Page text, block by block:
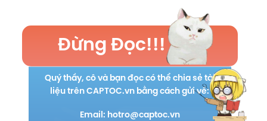
Đừng Đọc!!!
Quý thầy, cô và bạn đọc có thể chia sẻ tài
liệu trên CAPTOC.vn bằng cách gửi về:
Email: hotro@captoc.vn